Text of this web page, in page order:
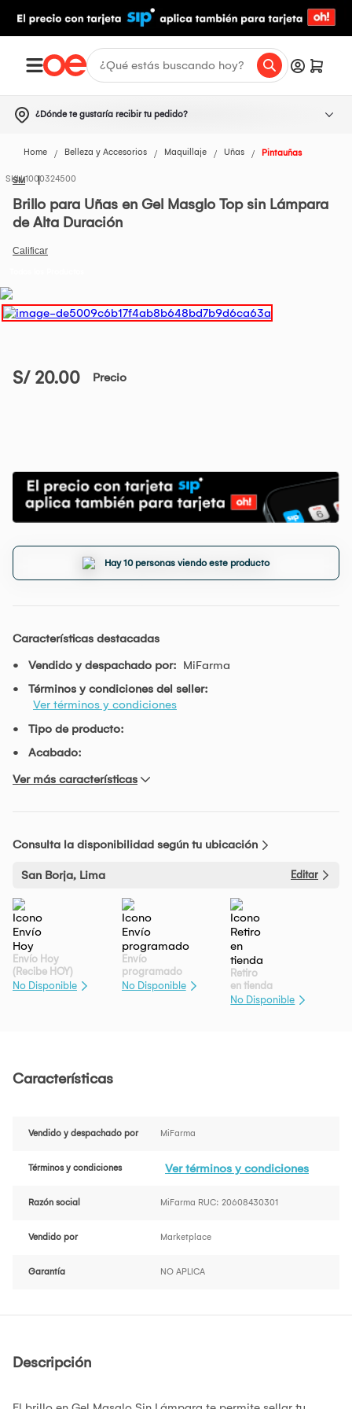
¿Dónde te gustaría recibir tu pedido?
Home Belleza y Accesorios Maquillaje Uñas Pintauñas
SM1000324500
Brillo para Uñas en Gel Masglo Top sin Lámpara
de Alta Duración
S/ 20.00 Precio
Hay 10 personas viendo este producto
Características destacadas
Vendido y despachado por: MiFarma
Términos y condiciones del seller:
Ver términos y condiciones
Tipo de producto:
Acabado:
Ver más características
Consulta la disponibilidad según tu ubicación
San Borja, Lima Editar
Envío Hoy
(Recibe HOY)
No Disponible
Envío
programado
No Disponible
Retiro
en tienda
No Disponible
Características
Vendido y despachado por MiFarma
Términos y condiciones Ver términos y condiciones
Razón social MiFarma RUC: 20608430301
Vendido por Marketplace
Garantía NO APLICA
Descripción